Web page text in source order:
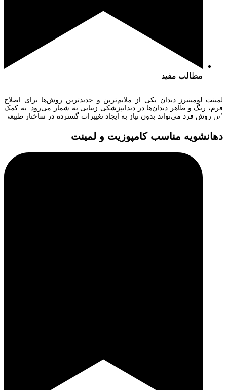
مطالب مفید
لمینت لومینیرز دندان یکی از ملایم‌ترین و جدیدترین روش‌ها برای اصلاح
فرم، رنگ و ظاهر دندان‌ها در دندانپزشکی زیبایی به شمار می‌رود. به کمک
این روش فرد می‌تواند بدون نیاز به ایجاد تغییرات گسترده در ساختار طبیعی
دارند دندان‌هایی سفیدتر، مرتب‌تر […]
دهانشویه مناسب کامپوزیت و لمینت